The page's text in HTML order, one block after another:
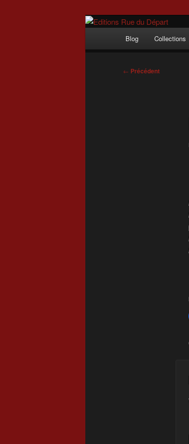
Editions
Incitation au
Blog Collections
Navigation
← Précédent